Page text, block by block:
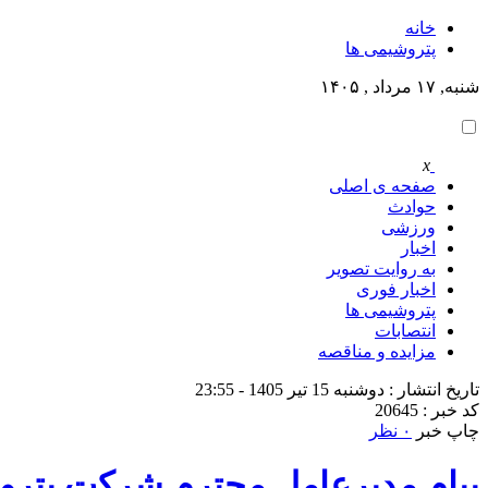
خانه
پتروشيمى ها
شنبه, ۱۷ مرداد , ۱۴۰۵
x
صفحه ی اصلی
حوادث
ورزشی
اخبار
به روایت تصویر
اخبار فوری
پتروشيمى ها
انتصابات
مزایده و مناقصه
تاریخ انتشار : دوشنبه 15 تیر 1405 - 23:55
کد خبر : 20645
چاپ خبر
۰ نظر